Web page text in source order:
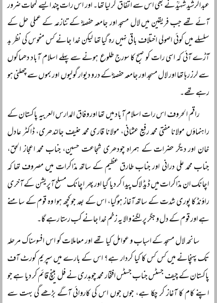
عبدالرشید شہیدؒ نے بھی اس سے اتفاق کر لیا تھا۔ اور اس رات چند ایسے لمحات ضرور
آئے تھے جب فریقین میں لال مسجد اور جامعہ حفصہؓ کے تنازعہ کے عملی حل کے
سلسلے میں کوئی اصولی اختلاف باقی نہیں رہ گیا تھا لیکن خدا جانے کس منحوس کی نظر بد
آڑے آئی کہ اسی رات کو صبح کا سورج طلوع ہونے سے پہلے اسلام آباد دھماکوں
سے لرز رہا تھا اور لال مسجد اور جامعہ حفصہؓ کے در و دیوار گولیوں اور بموں سے چھلنی ہو
رہے تھے۔
راقم الحروف اس رات اسلام آباد میں تھا اور وفاق المدارس العربیہ پاکستان کے
راہنماؤں مولانا مفتی محمد رفیع عثمانی، مولانا قاری محمد حنیف جالندھری، ڈاکٹر عادل
خان اور دیگر حضرات کے ہمراہ چودھری شجاعت حسین، جناب محمد اعجاز الحق،
جناب محمد علی درانی اور جناب طارق عظیم کے ساتھ مذاکرات میں مصروف تھا کہ
اچانک ان مذاکرات میں ڈیڈ لاک پیدا کر دیا گیا اور پھر اچانک مسلح آپریشن کے آخری
راؤنڈ کا پوری شدت کے ساتھ آغاز ہوگیا، اس کے بعد جو کچھ ہوا وہ قوم کے سامنے
ہے اور قوم کے دل و جگر پر لگنے والا یہ زخم خدا جانے کب رستا رہے گا۔
سانحہ لال مسجد کے اسباب و عوامل کیا تھے اور معاملات کو اس افسوسناک مرحلہ
تک پہنچانے میں کس کس کا کیا کردار ہے؟ اس کے بارے میں سپریم کورٹ آف
پاکستان کے چیف جسٹس جناب جسٹس افتخار محمد چوہدری نے فل بینچ قائم کر دیا ہے جو
اپنے کام کا آغاز کر چکا ہے، جوں جوں اس کی کاروائی آگے بڑھے گی بہت سے